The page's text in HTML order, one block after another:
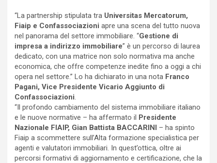
“La partnership stipulata tra Universitas Mercatorum,
Fiaip e Confassociazioni apre una scena del tutto nuova
nel panorama del settore immobiliare. “Gestione di
impresa a indirizzo immobiliare” è un percorso di laurea
dedicato, con una matrice non solo normativa ma anche
economica, che offre competenze inedite fino a oggi a chi
opera nel settore.” Lo ha dichiarato in una nota Franco
Pagani, Vice Presidente Vicario Aggiunto di
Confassociazioni.
“Il profondo cambiamento del sistema immobiliare italiano
e le nuove normative – ha affermato il Presidente
Nazionale FIAIP, Gian Battista BACCARINI – ha spinto
Fiaip a scommettere sull’Alta formazione specialistica per
agenti e valutatori immobiliari. In quest’ottica, oltre ai
percorsi formativi di aggiornamento e certificazione, che la